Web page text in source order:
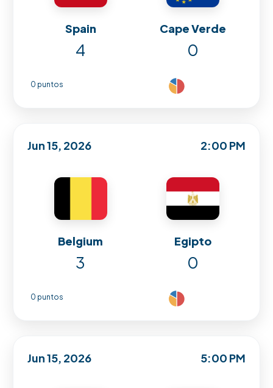
Spain Cape Verde
4 0
0 puntos
Jun 15, 2026 2:00 PM
Belgium Egipto
3 0
0 puntos
Jun 15, 2026 5:00 PM